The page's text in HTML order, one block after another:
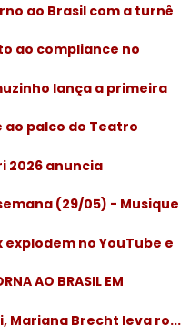
ao Brasil com a turnê
ao compliance no
lança a primeira
ao palco do Teatro
2026 anuncia
(29/05) - Musique
explodem no YouTube e
AO BRASIL EM
Mariana Brecht leva ro...